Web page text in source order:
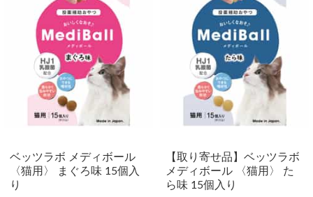
ベッツラボ メディボール
〈猫用〉 まぐろ味 15個入
り
【取り寄せ品】ベッツラボ
メディボール 〈猫用〉 た
ら味 15個入り